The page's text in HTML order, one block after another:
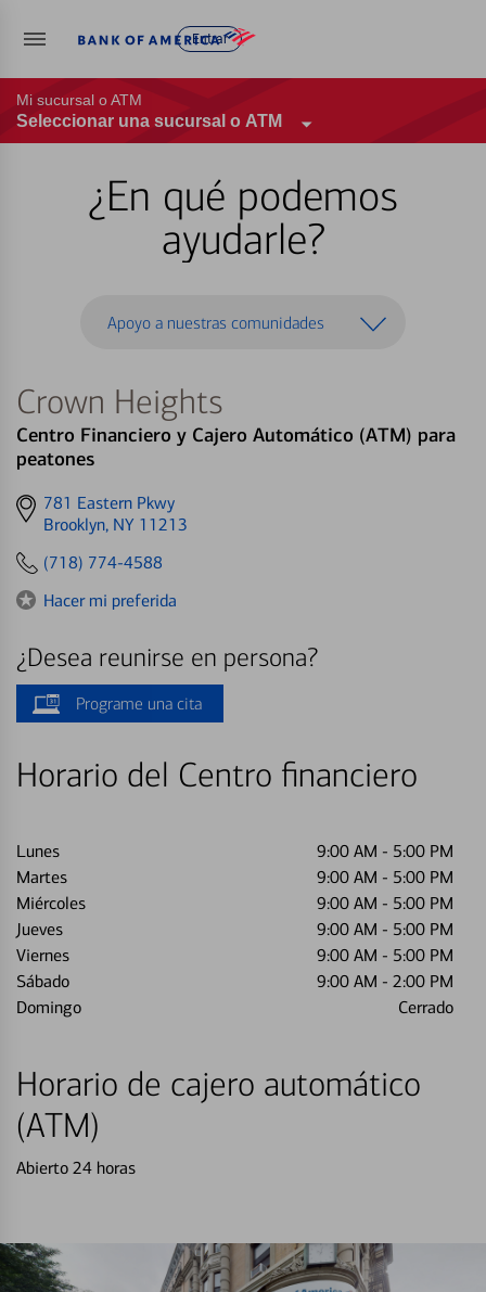
Entrar
Mi sucursal o ATM
Seleccionar una sucursal o ATM
¿En qué podemos
ayudarle?
Apoyo a nuestras comunidades
Crown Heights
Centro Financiero y Cajero Automático (ATM) para
peatones
Get
directions
781 Eastern Pkwy
Brooklyn, NY 11213
(718) 774-4588
Hacer mi preferida
¿Desea reunirse en persona?
Programe una cita
Horario del Centro financiero
Lunes 9:00 AM - 5:00 PM
Martes
9:00 AM - 5:00 PM
Miércoles
9:00 AM - 5:00 PM
Jueves
9:00 AM - 5:00 PM
Viernes
9:00 AM - 5:00 PM
Sábado
9:00 AM - 2:00 PM
Domingo
Cerrado
Horario de cajero automático
(ATM)
Abierto 24 horas